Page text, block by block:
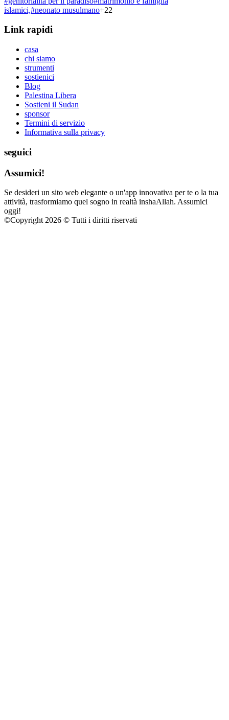
islamici,#neonato musulmano+22
Link rapidi
casa
chi siamo
strumenti
sostienici
Blog
Palestina Libera
Sostieni il Sudan
sponsor
Termini di servizio
Informativa sulla privacy
seguici
Assumici!
Se desideri un sito web elegante o un'app innovativa per te o la tua
attività, trasformiamo quel sogno in realtà inshaAllah. Assumici
oggi!
©Copyright 2026 © Tutti i diritti riservati